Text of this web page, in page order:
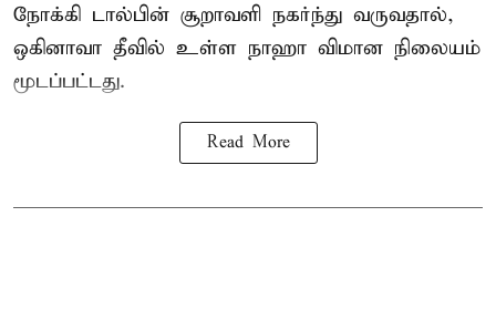
நோக்கி டால்பின் சூறாவளி நகர்ந்து வருவதால்,
ஒகினாவா தீவில் உள்ள நாஹா விமான நிலையம்
மூடப்பட்டது.
Read More